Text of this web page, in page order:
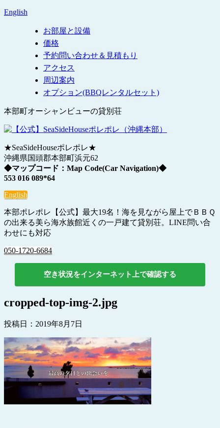
English
お部屋と設備
価格
予約問い合わせ＆見積もり
アクセス
周辺案内
オプション(BBQレンタルセット)
本部町オーシャンビューの貸別荘
★SeaSideHouseポレポレ★
沖縄県国頭郡本部町浜元62
◆マップコード：Map Code(Car Navigation)◆
553 016 089*64
English
本部ポレポレ【公式】最大19名！海を見ながら屋上でＢＢＱ
の出来る美ら海水族館近くの一戸建て貸別荘。LINE問い合
わせにも対応
050-1720-6684
空き状況をインターネット上で確認する
cropped-top-img-2.jpg
投稿日： 2019年8月7日